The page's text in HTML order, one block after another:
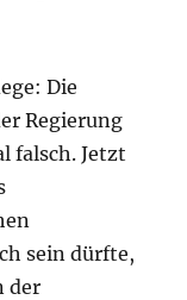
Die
Regierung
falsch. Jetzt
sein dürfte,
der